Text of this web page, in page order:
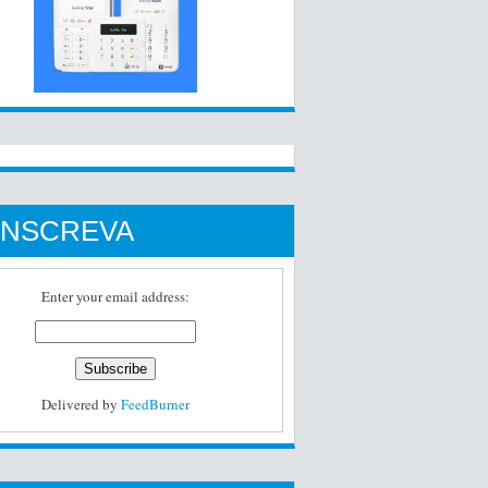
Enter your email address:
Delivered by FeedBurner